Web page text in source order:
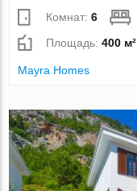
Комнат:6
Площадь:400 м²
Mayra Homes